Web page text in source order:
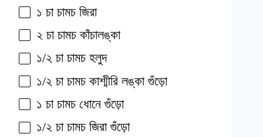
১ চা চামচ জিরা
২ চা চামচ কাঁচালঙ্কা
১/২ চা চামচ হলুদ
১/২ চা চামচ কাশ্মীরি লঙ্কা গুঁড়ো
১ চা চামচ ধোনে গুঁড়ো
১/২ চা চামচ জিরা গুঁড়ো